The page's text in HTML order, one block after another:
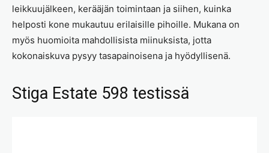
leikkuujälkeen, kerääjän toimintaan ja siihen, kuinka
helposti kone mukautuu erilaisille pihoille. Mukana on
myös huomioita mahdollisista miinuksista, jotta
kokonaiskuva pysyy tasapainoisena ja hyödyllisenä.
Stiga Estate 598 testissä